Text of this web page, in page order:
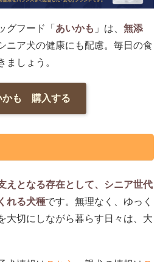
グフード「 あいかも 」は、 無添
ニア犬の健康にも配慮。毎日の食
ましょう。
かも 購入する
えとなる存在として、シニア世代
れる犬種です。無理なく、ゆっく
大切にしながら暮らす日々は、大